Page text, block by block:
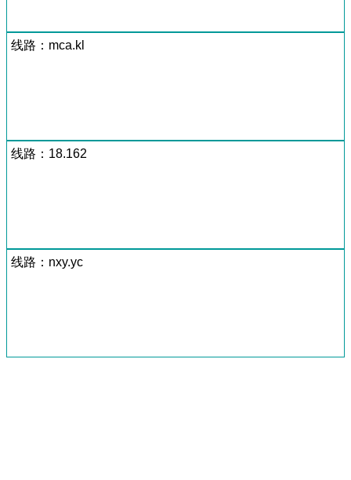
线路：mca.kl
线路：18.162
线路：nxy.yc